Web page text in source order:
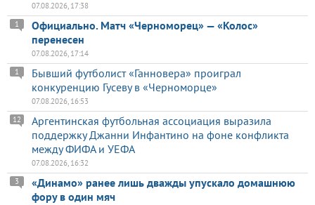
07.08.2026, 17:38
Официально. Матч «Черноморец» — «Колос»
перенесен
1
07.08.2026, 17:14
Бывший футболист «Ганновера» проиграл
конкуренцию Гусеву в «Черноморце»
1
07.08.2026, 16:53
Аргентинская футбольная ассоциация выразила
поддержку Джанни Инфантино на фоне конфликта
между ФИФА и УЕФА
12
07.08.2026, 16:32
«Динамо» ранее лишь дважды упускало домашнюю
фору в один мяч
3